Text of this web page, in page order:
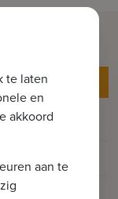
0.1
te laten
en
akkoord
aan te